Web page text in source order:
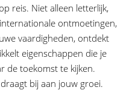
reis. Niet alleen letterlijk,
ontmoetingen,
vaardigheden, ontdekt
eigenschappen die je
de toekomst te kijken.
bij aan jouw groei.